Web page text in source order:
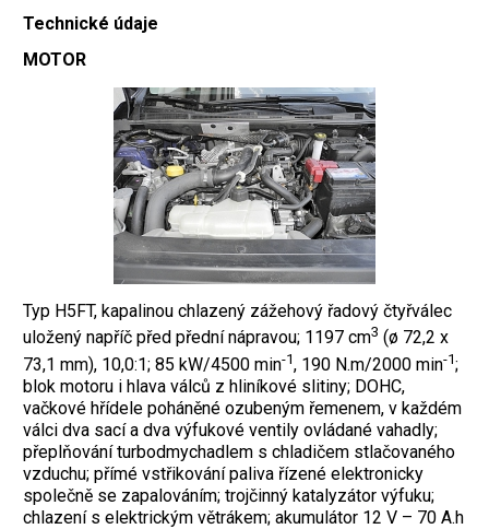
Technické údaje
MOTOR
Typ H5FT, kapalinou chlazený zážehový řadový čtyřválec
uložený napříč před přední nápravou; 1197 cm3 (ø 72,2 x
73,1 mm), 10,0:1; 85 kW/4500 min-1, 190 N.m/2000 min-1;
blok motoru i hlava válců z hliníkové slitiny; DOHC,
vačkové hřídele poháněné ozubeným řemenem, v každém
válci dva sací a dva výfukové ventily ovládané vahadly;
přeplňování turbodmychadlem s chladičem stlačovaného
vzduchu; přímé vstřikování paliva řízené elektronicky
společně se zapalováním; trojčinný katalyzátor výfuku;
chlazení s elektrickým větrákem; akumulátor 12 V – 70 A.h